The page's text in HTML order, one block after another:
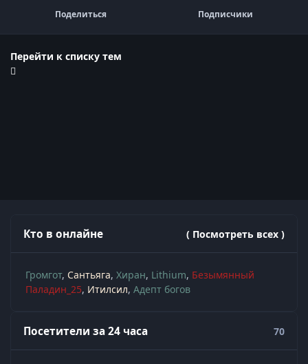
Поделиться Подписчики
Перейти к списку тем
Кто в онлайне ( Посмотреть всех )
Громгот Сантьяга Хиран Lithium Безымянный
Паладин_25 Итилсил Адепт богов
Посетители за 24 часа 70